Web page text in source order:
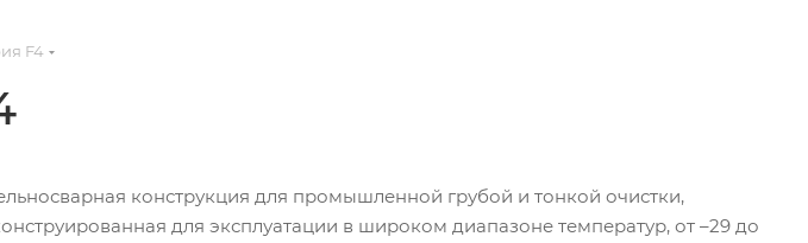
F4
конструкция для промышленной грубой и тонкой очистки,
для эксплуатации в широком диапазоне температур, от –29 до